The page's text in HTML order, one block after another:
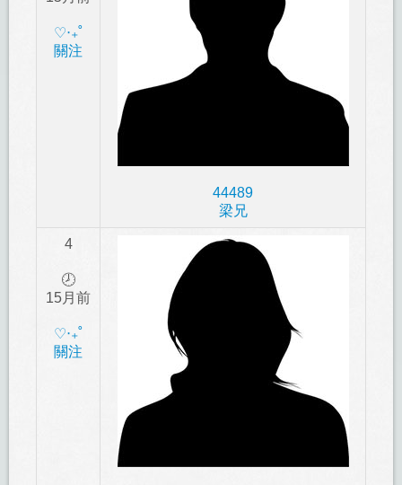
‎♡‧₊˚
關注
44489
梁兄
4
🕗
15月前
‎♡‧₊˚
關注